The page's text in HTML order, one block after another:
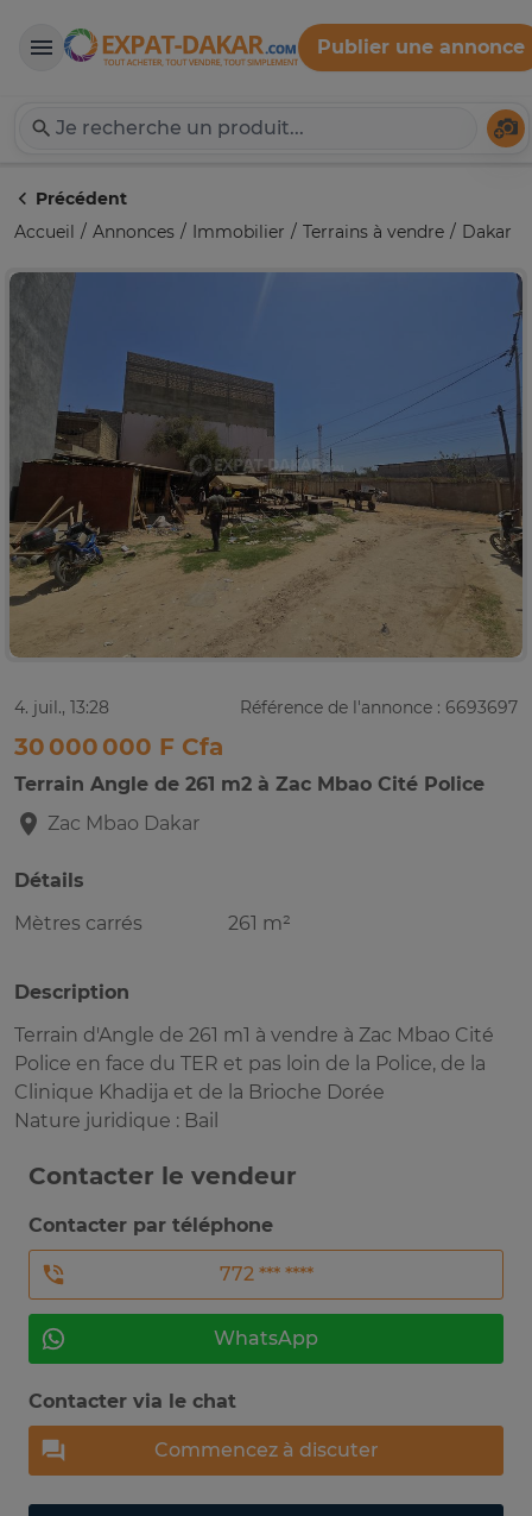
Expat-Dakar
Publier une annonce
Précédent
Accueil
Annonces Immobilier Terrains à vendre Dakar
4. juil., 13:28 Référence de l'annonce : 6693697
30 000 000 F Cfa
Terrain Angle de 261 m2 à Zac Mbao Cité Police
Zac Mbao Dakar
Détails
Mètres carrés
261 m²
Description
Terrain d'Angle de 261 m1 à vendre à Zac Mbao Cité
Police en face du TER et pas loin de la Police, de la
Clinique Khadija et de la Brioche Dorée
Nature juridique : Bail
Contacter le vendeur
Contacter par téléphone
772 *** ****
WhatsApp
Contacter via le chat
Commencez à discuter